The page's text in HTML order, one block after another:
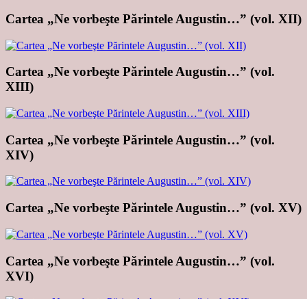
Cartea „Ne vorbeşte Părintele Augustin…” (vol. XII)
Cartea „Ne vorbeşte Părintele Augustin…” (vol.
XIII)
Cartea „Ne vorbeşte Părintele Augustin…” (vol.
XIV)
Cartea „Ne vorbeşte Părintele Augustin…” (vol. XV)
Cartea „Ne vorbeşte Părintele Augustin…” (vol.
XVI)